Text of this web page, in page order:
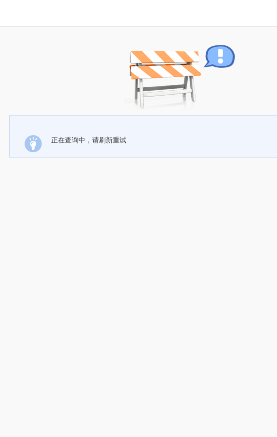
正在查询中，请刷新重试